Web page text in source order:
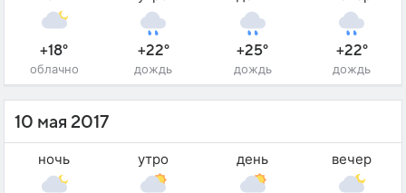
+18°
облачно
+22°
дождь
+25°
дождь
+22°
дождь
10 мая 2017
ночь утро день вечер